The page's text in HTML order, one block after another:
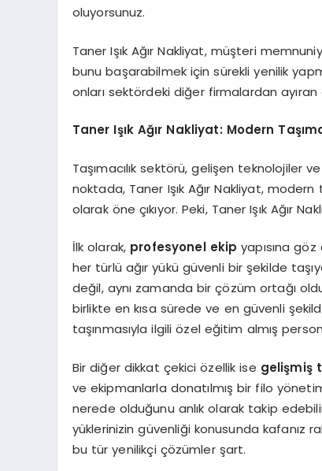
oluyorsunuz.
Taner Işık Ağır Nakliyat, müşteri
bunu başarabilmek için sürekli yenilik
onları sektördeki diğer firmalardan
Taner Işık Ağır Nakliyat: Modern
Taşımacılık sektörü, gelişen teknolojiler
noktada, Taner Işık Ağır Nakliyat, modern
olarak öne çıkıyor. Peki, Taner Işık Ağır
İlk olarak, profesyonel ekip yapısına
her türlü ağır yükü güvenli bir şekilde
değil, aynı zamanda bir çözüm ortağı
birlikte en kısa sürede ve en güvenli
taşınmasıyla ilgili özel eğitim almış
Bir diğer dikkat çekici özellik ise gelişmiş
ve ekipmanlarla donatılmış bir filo
nerede olduğunu anlık olarak takip
yüklerinizin güvenliği konusunda kafanız
bu tür yenilikçi çözümler şart.